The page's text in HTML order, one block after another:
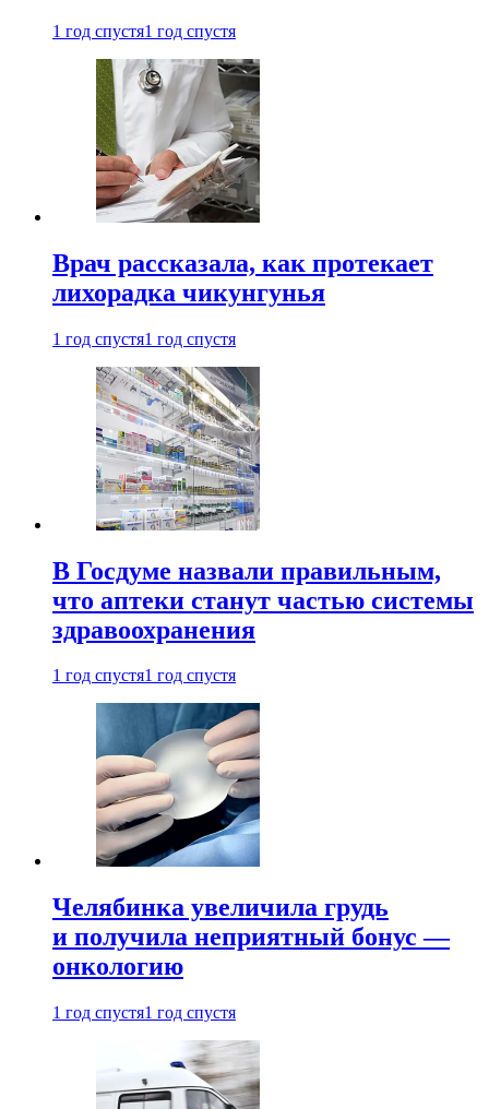
1 год спустя1 год спустя
Врач рассказала, как протекает
лихорадка чикунгунья
1 год спустя1 год спустя
В Госдуме назвали правильным,
что аптеки станут частью системы
здравоохранения
1 год спустя1 год спустя
Челябинка увеличила грудь
и получила неприятный бонус —
онкологию
1 год спустя1 год спустя